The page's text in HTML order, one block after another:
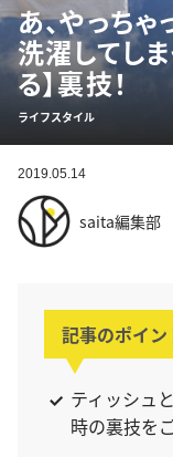
あ、やっちゃ
洗濯してし
る】裏技！
ライフスタイル
2019.05.14
saita編集部
記事のポイン
ティッシュ
時の裏技を